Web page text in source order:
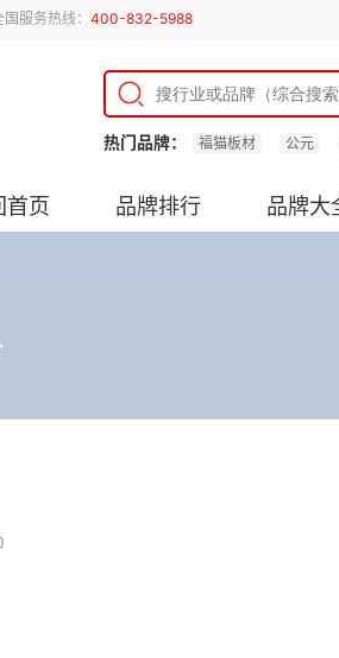
国服务热线： 400-832-5988
热门品牌： 福猫板材 公元
首页 品牌排行 品牌大